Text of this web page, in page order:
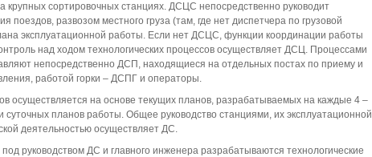
крупных сортировочных станциях. ДСЦС непосредственно руководит
развозом местного груза (там, где нет диспетчера по грузовой
эксплуатационной работы. Если нет ДСЦС, функции координации работы
над ходом технологических процессов осуществляет ДСЦ. Процессами
непосредственно ДСП, находящиеся на отдельных постах по приему и
работой горки – ДСПГ и операторы.
осуществляется на основе текущих планов, разрабатываемых на каждые 4 –
планов работы. Общее руководство станциями, их эксплуатационной
деятельностью осуществляет ДС.
руководством ДС и главного инженера разрабатываются технологические